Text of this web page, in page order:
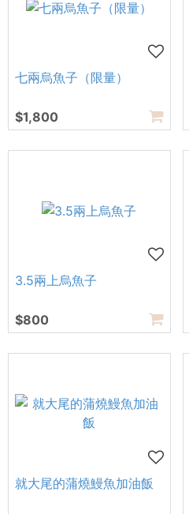
七兩烏魚子（限量）
$1,800
3.5兩上烏魚子
$800
就大尾的蒲燒鰻魚加油飯